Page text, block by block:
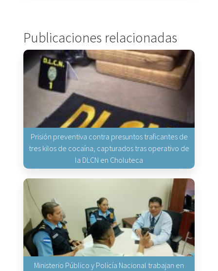
Publicaciones relacionadas
Prisión preventiva contra presuntos traficantes de
tres kilos de cocaína, capturados tras operativo de
la DLCN en Choluteca
Ministerio Público y Policía Nacional trabajan en